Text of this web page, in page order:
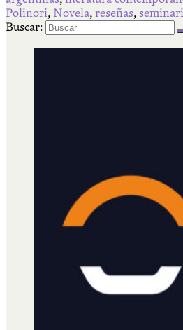
Polinori, Novela, reseñas,
Buscar: